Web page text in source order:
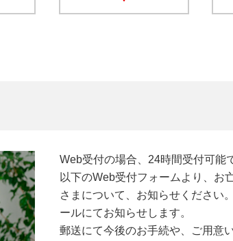
Web受付の場合、24時間受付可能
以下のWeb受付フォームより、お
さまについて、お知らせください
ールにてお知らせします。
郵送にて今後のお手続や、ご用意